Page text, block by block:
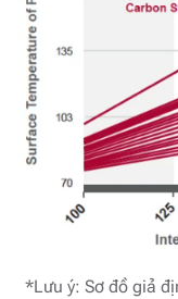
*Lưu ý: Sơ đồ giả